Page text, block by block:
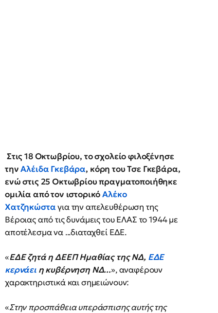
Στις 18 Οκτωβρίου, το σχολείο φιλοξένησε
τηνΑλέιδα Γκεβάρα, κόρη του Τσε Γκεβάρα,
ενώ στις 25 Οκτωβρίου πραγματοποιήθηκε
ομιλία από τον ιστορικόΑλέκο
Χατζηκώσταγια την απελευθέρωση της
Βέροιας από τις δυνάμεις του ΕΛΑΣ το 1944 με
αποτέλεσμα να ...διαταχθεί ΕΔΕ.
«ΕΔΕ ζητά η ΔΕΕΠ Ημαθίας της ΝΔ, ΕΔΕ
κερνάειη κυβέρνηση ΝΔ...», αναφέρουν
χαρακτηριστικά και σημειώνουν:
«Στην προσπάθεια υπεράσπισης αυτής της